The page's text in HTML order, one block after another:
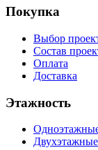
Покупка
Выбор
Состав
Оплата
Доставка
Этажность
Двухэтажные